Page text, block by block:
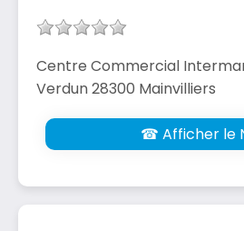
Centre Commercial
Verdun 28300 Mainvilliers
☎ Afficher le